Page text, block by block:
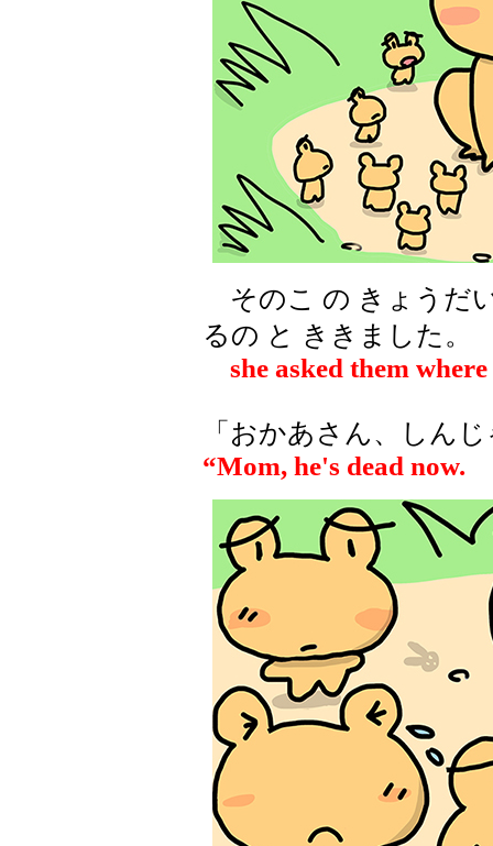
そのこ の きょうだ
るの と ききました。
she asked them where
「おかあさん、しん
“Mom, he's dead now.